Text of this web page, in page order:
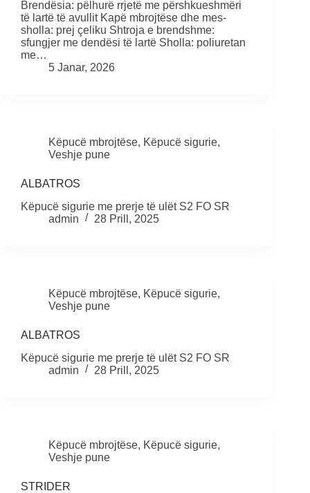
Brendësia: pëlhurë rrjetë me përshkueshmëri
të lartë të avullit Kapë mbrojtëse dhe mes-
sholla: prej çeliku Shtroja e brendshme:
sfungjer me dendësi të lartë Sholla: poliuretan
me…
5 Janar, 2026
Këpucë mbrojtëse, Këpucë sigurie,
Veshje pune
ALBATROS
Këpucë sigurie me prerje të ulët S2 FO SR
admin
28 Prill, 2025
Këpucë mbrojtëse, Këpucë sigurie,
Veshje pune
ALBATROS
Këpucë sigurie me prerje të ulët S2 FO SR
admin
28 Prill, 2025
Këpucë mbrojtëse, Këpucë sigurie,
Veshje pune
STRIDER